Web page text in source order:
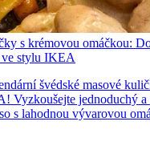
s krémovou omáčkou:
ve stylu IKEA
švédské masové
Vyzkoušejte jednoduchý a
s lahodnou vývarovou